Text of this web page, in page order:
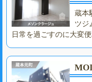
蔵本
ツジ
日常を過ごすのに大変便